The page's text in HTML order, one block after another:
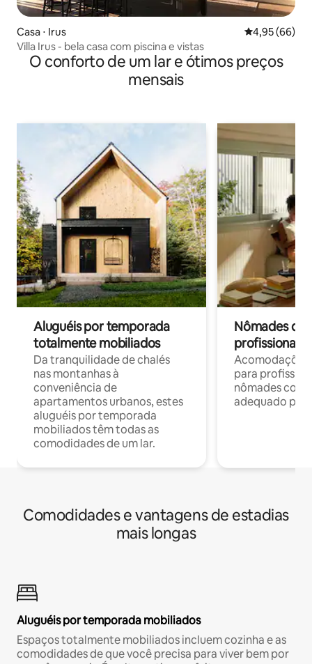
Casa ⋅ Irus 4,95 de uma
4,95 (66)
Villa Irus - bela casa com piscina e vistas
O conforto de um lar e ótimos preços
mensais
Aluguéis por temporada
totalmente mobiliados
Da tranquilidade de chalés
nas montanhas à
conveniência de
apartamentos urbanos, estes
aluguéis por temporada
mobiliados têm todas as
comodidades de um lar.
Nômades
profissionais
para
nômades com
adequado
Comodidades e vantagens de estadias
mais longas
Aluguéis por temporada mobiliados
Espaços totalmente mobiliados incluem cozinha e as
comodidades de que você precisa para viver bem por